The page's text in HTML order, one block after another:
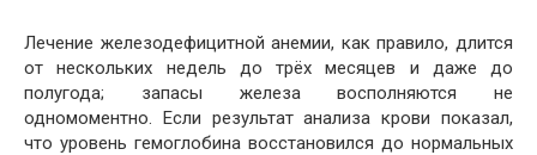
Лечение железодефицитной анемии, как правило, длится
от нескольких недель до трёх месяцев и даже до
полугода; запасы железа восполняются не
одномоментно. Если результат анализа крови показал,
что уровень гемоглобина восстановился до нормальных